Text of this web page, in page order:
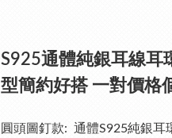
S925通體純銀耳線耳
型簡約好搭 一對價格
圓頭圖釘款:  通體S925純銀